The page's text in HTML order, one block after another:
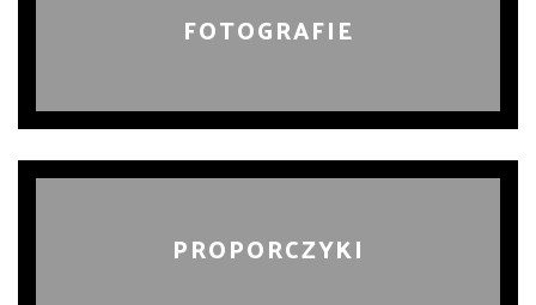
FOTOGRAFIE
PROPORCZYKI